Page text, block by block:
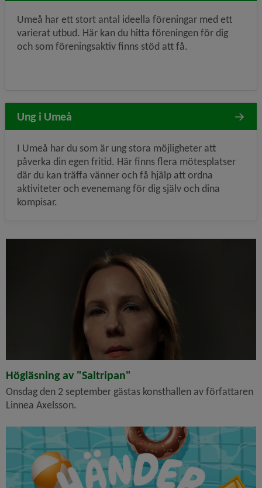
Umeå har ett stort antal ideella föreningar med ett
varierat utbud. Här kan du hitta föreningen för dig
och som föreningsaktiv finns stöd att få.
Ung i Umeå
I Umeå har du som är ung stora möjligheter att
påverka din egen fritid. Här finns flera mötesplatser
där du kan träffa vänner och få hjälp att ordna
aktiviteter och evenemang för dig själv och dina
kompisar.
Högläsning av "Saltripan"
Onsdag den 2 september gästas konsthallen av författaren
Linnea Axelsson.